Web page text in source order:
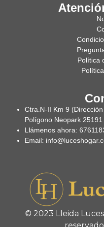
Política
Ctra.N-II Km 9
Polígono Neopark
Llámenos ahora:
Email:
© 2023 Lleida